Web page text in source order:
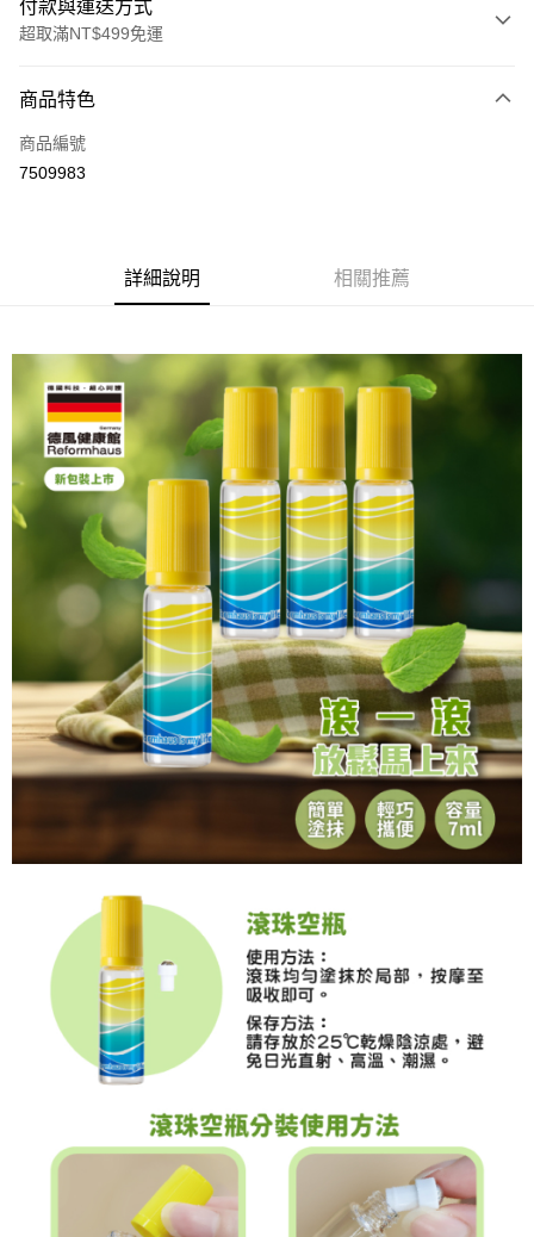
付款與運送方式
超取滿NT$499免運
信用卡一次付款
信用卡分期付款
上海商業儲蓄銀行
台北富邦商業銀行
國泰世華商業銀行
匯豐（台灣）商業銀行
華泰商業銀行
聯邦商業銀行
遠東國際商業銀行
元大商業銀行
永豐商業銀行
玉山商業銀行
台新國際商業銀行
中國信託商業銀行
台灣樂天信用卡公司
合作金庫商業銀行
第一商業銀行
臺灣中小企業銀行
台中商業銀行
匯豐（台灣）商業銀行
華泰商業銀行
聯邦商業銀行
元大商業銀行
玉山商業銀行
星展（台灣）商業銀行
台新國際商業銀行
中國信託商業銀行
台灣樂天信用卡公司
悠遊付
Google Pay
全盈+PAY
大哥付你分期
【大哥付你分期使用說明】
1.本服務由台灣大哥大提供，台灣大哥大用戶可立即使用無須另外申請。
2.付款方式選擇「大哥付你分期」，訂單成立後會自動跳轉到大哥付的交易
流程，驗證手機門號後，選擇欲分期的期數、繳款截止日，確認付款後即完
成交易。
3.實際核准額度、可分期數及費用金額請依後續交易確認頁面所載為準。
4.訂單成立30分鐘內，如未前往確認交易或遇審核未通過，訂單將自動取
消。如遇「轉專審核」未通過狀況，表示未達大哥付你分期系統評分，恕無
法說明評估內容。
1.分期款項不併入電信帳單，「大哥付你分期」於每月結算日後寄送繳費提
醒簡訊。
2.透過簡訊連結打開帳單後，可選擇「超商條碼／台灣大直營門市／銀行轉
【注意事項】
1.本服務係由「台灣大哥大股份有限公司」（以下簡稱本公司）所提供，讓
用戶於交易時，得透過本服務購買商品或服務，並由商店將買賣／分期付款
買賣價金債權讓與本公司後，依約使用本公司帳單繳交帳款。
2.基於同意付款使用「大哥付你分期」之契約關係目的，商店將以您的個人
資料（包含姓名、電話或地址）提供予台灣大哥大進項蒐集、處理及利用，
由本公司與您本人進行分期帳單所需資料之確認、核對及更正。
3.完整用戶服務條款，請詳閱以下連結：https://oppay.tw/userRule
AFTEE先享後付
【關於「AFTEE先享後付」】
AFTEE先享後付是「在收到商品之後才付款」的支付方式。 讓您購物簡單
便利好安心！
１．簡單：不需註冊會員、不需綁卡、不需儲值。
２．便利：只要手機號碼，簡訊認證，即可結帳。
３．安心：先確認商品／服務後，再付款。
１．於結帳方式選擇「AFTEE先享後付」後，將跳轉至「AFTEE先享後付」
結帳頁面，進行簡訊認證並確認金額後，即可完成結帳。
３．收到繳費通知簡訊後14天內，點擊此簡訊中的連結，可透過四大超商／
ATM／網路銀行／等多元方式進行付款，方視為交易完成。
※ 請注意：結帳手續完成當下不需立刻繳費，但若您需要取消訂單，請聯絡
購買商品的店家。未經商家同意取消之訂單仍視為有效，需透過AFTEE先享
後付繳納相關費用。
※ 交易是否成功請以「AFTEE先享後付 」之結帳頁面顯示為準，若有關於
是否繳費成功／繳費後需取消欲退款等相關疑問，請聯繫「AFTEE先享後付
客戶支援中心」https://netprotections.freshdesk.com/support/home
１．透過由恩沛科技股份有限公司提供之「AFTEE先享後付」服務完成之交
易，需依本服務之必要範圍內提供個人資料，並將交易相關給付款項請求債
權轉讓予恩沛科技股份有限公司。
２．關於個人資料處理事宜，請瀏覽以下網址：
https://aftee.tw/terms/#terms3
３．未成年的使用者請事先徵得法定代理人或監護人之同意方可使用
ATM付款
運送方式
每筆NT$65，滿NT$499(含以上)免運費
付款後萊爾富取貨
每筆NT$65，滿NT$799(含以上)免運費
付款後7-11取貨
每筆NT$65，滿NT$799(含以上)免運費
大榮宅配
每筆NT$80，滿NT$999(含以上)免運費
商品特色
商品編號
7509983
詳細說明 相關推薦